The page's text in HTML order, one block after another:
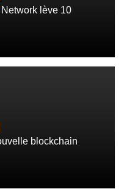
lève 10
blockchain